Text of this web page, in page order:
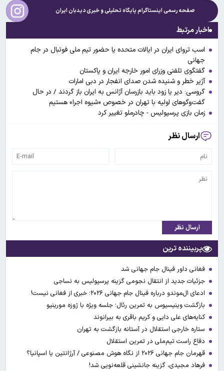
صفحه رسمی اینستاگرام پایگاه تحلیلی و خبریدیدبان ایران
اخبار مرتبط
اسب تروای ایران در ایالات متحده یا حضور تیم ملی فوتبال در جام
جهانی
گفتگوی تلفنی وزرای امور خارجه ایران و پاکستان
آژیر خطر و شنیده شدن صدای انفجار در دبی امارات
گروسی: دیر یا زود باید بازرسان آژانس به ایران باز گردند / در حال
گفت‌وگوهای اولیه با تهران در خصوص «شیوه اجرا» هستیم
زمان بازی پرسپولیس - چادرملو تغییر کرد
ارسال نظر
ارسال نظر
پربیننده ترین
فغانی داور فینال جام جهانی شد
جزئیات جدید از انتقال نجومی گزینه پرسپولیس به نساجی
ادعای ال‌‍موندو درباره فینال جام جهانی ۲۰۲۶؛ خبری از فغانی نیست!
بازگشت وینیسیوس به تمرین رئال؛ جلسه ویژه با ژوزه مورینیو
کنایه‌های علی دایی و کریم باقری به بیرانوند
ستاره خارجی استقلال در آستانه بازگشت به تهران
دفاع راست تیم‌ملی در تمرین استقلال
قهرمان جام جهانی ۲۰۲۶ از نگاه هوش مصنوعی / آرژانتین یا اسپانیا؟
فرهاد مجیدی، گزینه جانشینی قلعه‌نویی شد!